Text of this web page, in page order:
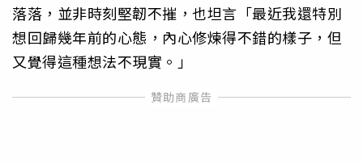
落落，並非時刻堅韌不摧，也坦言「最近我還特別
想回歸幾年前的心態，內心修煉得不錯的樣子，但
又覺得這種想法不現實。」